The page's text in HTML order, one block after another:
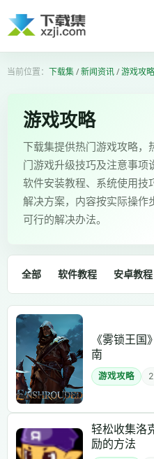
下载集/新闻资讯/游戏攻略
游戏攻略
下载集提供热门游戏攻略，
门游戏升级技巧及注意事项
软件安装教程、系统使用技
解决方案，内容按实际操作
可行的解决办法。
全部 软件教程 安卓教程
《雾锁王
南
游戏攻略
轻松收集洛
励的方法